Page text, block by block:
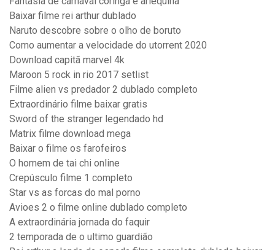
Baixar filme rei arthur dublado
Naruto descobre sobre o olho de boruto
Como aumentar a velocidade do utorrent 2020
Download capitã marvel 4k
Maroon 5 rock in rio 2017 setlist
Filme alien vs predador 2 dublado completo
Extraordinário filme baixar gratis
Sword of the stranger legendado hd
Matrix filme download mega
Baixar o filme os farofeiros
O homem de tai chi online
Crepúsculo filme 1 completo
Star vs as forcas do mal porno
Avioes 2 o filme online dublado completo
A extraordinária jornada do faquir
2 temporada de o ultimo guardião